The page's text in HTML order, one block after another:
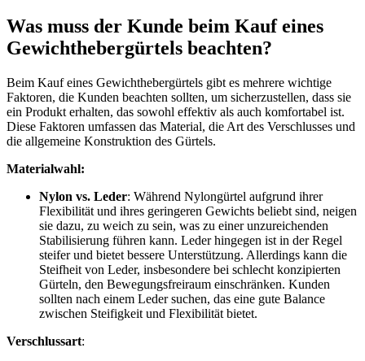
Was muss der Kunde beim Kauf eines
Gewichthebergürtels beachten?
Beim Kauf eines Gewichthebergürtels gibt es mehrere wichtige
Faktoren, die Kunden beachten sollten, um sicherzustellen, dass sie
ein Produkt erhalten, das sowohl effektiv als auch komfortabel ist.
Diese Faktoren umfassen das Material, die Art des Verschlusses und
die allgemeine Konstruktion des Gürtels.
Materialwahl:
Nylon vs. Leder: Während Nylongürtel aufgrund ihrer
Flexibilität und ihres geringeren Gewichts beliebt sind, neigen
sie dazu, zu weich zu sein, was zu einer unzureichenden
Stabilisierung führen kann. Leder hingegen ist in der Regel
steifer und bietet bessere Unterstützung. Allerdings kann die
Steifheit von Leder, insbesondere bei schlecht konzipierten
Gürteln, den Bewegungsfreiraum einschränken. Kunden
sollten nach einem Leder suchen, das eine gute Balance
zwischen Steifigkeit und Flexibilität bietet.
Verschlussart: